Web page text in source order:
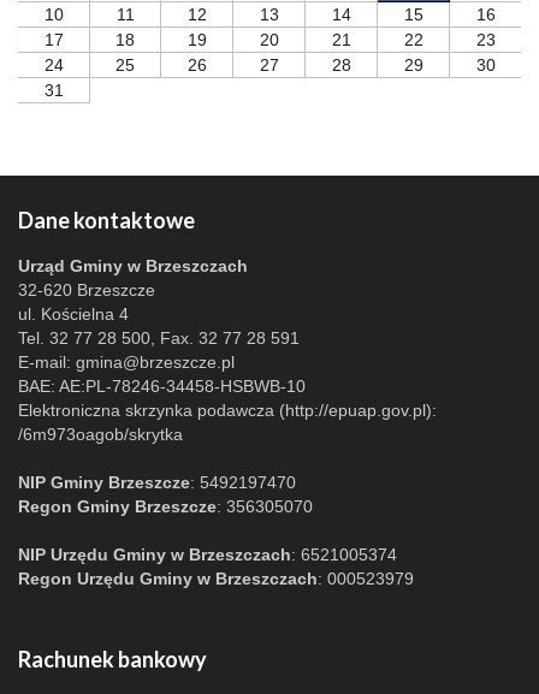
10
11 12 13 14 15
16
17
18 19 20 21 22
23
24
25 26 27 28 29
30
31
Dane kontaktowe
Urząd Gminy w Brzeszczach
32-620 Brzeszcze
ul. Kościelna 4
Tel. 32 77 28 500, Fax. 32 77 28 591
E-mail: gmina@brzeszcze.pl
BAE: AE:PL-78246-34458-HSBWB-10
Elektroniczna skrzynka podawcza (http://epuap.gov.pl):
/6m973oagob/skrytka
NIP Gminy Brzeszcze: 5492197470
Regon Gminy Brzeszcze: 356305070
NIP Urzędu Gminy w Brzeszczach: 6521005374
Regon Urzędu Gminy w Brzeszczach: 000523979
Rachunek bankowy